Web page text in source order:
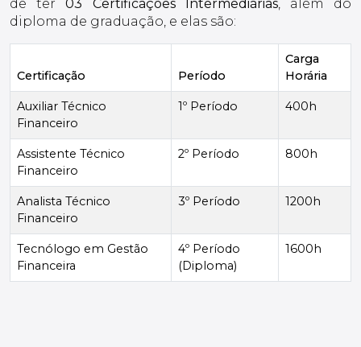
de ter03 Certificações Intermediárias, além do
diploma de graduação, e elas são:
Certificação Período
Carga
Horária
Auxiliar Técnico
Financeiro
1º Período 400h
Assistente Técnico
Financeiro
2º Período 800h
Analista Técnico
Financeiro
3º Período 1200h
Tecnólogo em Gestão
Financeira
4º Período
(Diploma)
1600h